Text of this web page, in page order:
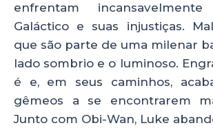
enfrentam
Galáctico e suas injustiças.
que são parte de uma milenar
lado sombrio e o luminoso.
é e, em seus caminhos,
gêmeos a se encontrarem
Junto com Obi-Wan, Luke